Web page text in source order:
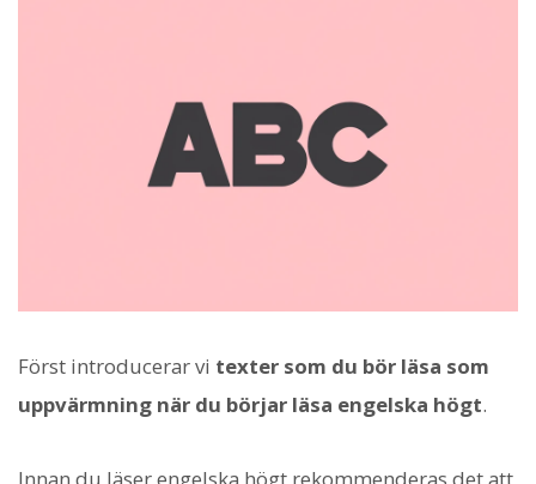
Först introducerar vi texter som du bör läsa som
uppvärmning när du börjar läsa engelska högt.